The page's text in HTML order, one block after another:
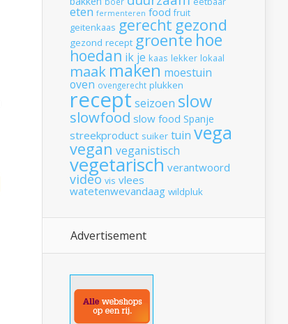
eten fermenteren food fruit
geitenkaas gerecht gezond
gezond recept groente hoe
hoedan ik je kaas lekker lokaal
maak maken moestuin
oven ovengerecht plukken
recept seizoen slow
slowfood slow food Spanje
streekproduct suiker tuin vega
vegan veganistisch
vegetarisch verantwoord
video vis vlees
watetenwevandaag wildpluk
Advertisement